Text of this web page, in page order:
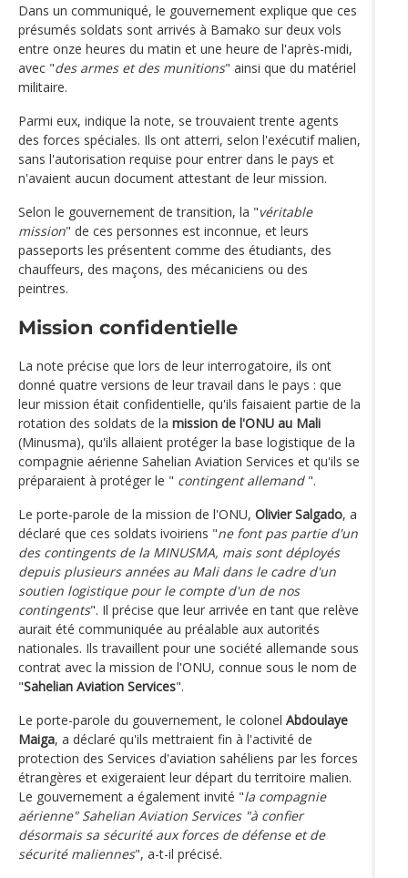
Dans un communiqué, le gouvernement explique que ces
présumés soldats sont arrivés à Bamako sur deux vols
entre onze heures du matin et une heure de l'après-midi,
avec "des armes et des munitions" ainsi que du matériel
militaire.
Parmi eux, indique la note, se trouvaient trente agents
des forces spéciales. Ils ont atterri, selon l'exécutif malien,
sans l'autorisation requise pour entrer dans le pays et
n'avaient aucun document attestant de leur mission.
Selon le gouvernement de transition, la "véritable
mission" de ces personnes est inconnue, et leurs
passeports les présentent comme des étudiants, des
chauffeurs, des maçons, des mécaniciens ou des
peintres.
Mission confidentielle
La note précise que lors de leur interrogatoire, ils ont
donné quatre versions de leur travail dans le pays : que
leur mission était confidentielle, qu'ils faisaient partie de la
rotation des soldats de la mission de l'ONU au Mali
(Minusma), qu'ils allaient protéger la base logistique de la
compagnie aérienne Sahelian Aviation Services et qu'ils se
préparaient à protéger le " contingent allemand".
Le porte-parole de la mission de l'ONU, Olivier Salgado, a
déclaré que ces soldats ivoiriens "ne font pas partie d'un
des contingents de la MINUSMA, mais sont déployés
depuis plusieurs années au Mali dans le cadre d'un
soutien logistique pour le compte d'un de nos
contingents". Il précise que leur arrivée en tant que relève
aurait été communiquée au préalable aux autorités
nationales. Ils travaillent pour une société allemande sous
contrat avec la mission de l'ONU, connue sous le nom de
"Sahelian Aviation Services".
Le porte-parole du gouvernement, le colonel Abdoulaye
Maiga, a déclaré qu'ils mettraient fin à l'activité de
protection des Services d'aviation sahéliens par les forces
étrangères et exigeraient leur départ du territoire malien.
Le gouvernement a également invité "la compagnie
aérienne" Sahelian Aviation Services "à confier
désormais sa sécurité aux forces de défense et de
sécurité maliennes", a-t-il précisé.